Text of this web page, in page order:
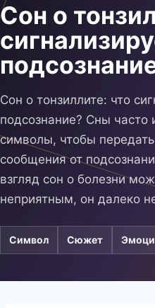
Сон о
Сон о тонзиллите: что
подсознание? Сны
символы, чтобы
сообщения от
взгляд сон о болезни
неприятным, он далеко
Символ Сюжет